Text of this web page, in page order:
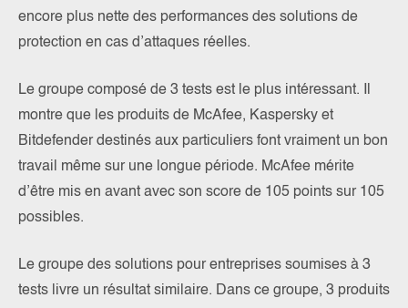
encore plus nette des performances des solutions de
protection en cas d’attaques réelles.
Le groupe composé de 3 tests est le plus intéressant. Il
montre que les produits de McAfee, Kaspersky et
Bitdefender destinés aux particuliers font vraiment un bon
travail même sur une longue période. McAfee mérite
d’être mis en avant avec son score de 105 points sur 105
possibles.
Le groupe des solutions pour entreprises soumises à 3
tests livre un résultat similaire. Dans ce groupe, 3 produits